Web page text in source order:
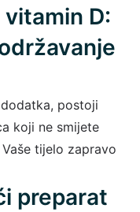
D:
postoji
koji ne smijete
tijelo zapravo
preparat